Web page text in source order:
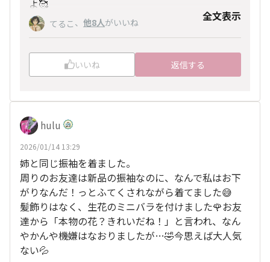
よ🥰
てるこ 、 他8人がいいね 全文表示
いいね 返信する
hulu
2026/01/14 13:29
姉と同じ振袖を着ました。
周りのお友達は新品の振袖なのに、なんで私はお下
がりなんだ！っとふてくされながら着てました😅
髪飾りはなく、生花のミニバラを付けました🌹お友
達から「本物の花？きれいだね！」と言われ、なん
やかんや機嫌はなおりましたが…🤣今思えば大人気
ない💦